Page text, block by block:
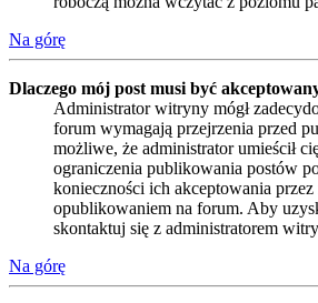
Na górę
Dlaczego mój post musi być
Administrator witryny mógł
forum wymagają przejrzenia przed
możliwe, że administrator umieścił
ograniczenia publikowania postów
konieczności ich akceptowania
opublikowaniem na forum. Aby
skontaktuj się z administratorem
Na górę